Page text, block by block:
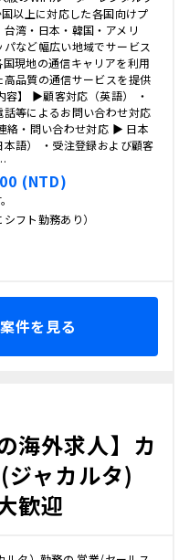
以上に対応した各国向けプ
湾・日本・韓国・アメリ
など幅広い地域でサービス
現地の通信キャリアを利用
高品質の通信サービスを提供
容】 ▶顧客対応（英語） ・
話等によるお問い合わせ対応
絡・問い合わせ対応 ▶ 日本
語） ・受注登録および顧客
(NTD)
フト勤務あり）
件を見る
海外求人】カ
ジャカルタ)
歓迎